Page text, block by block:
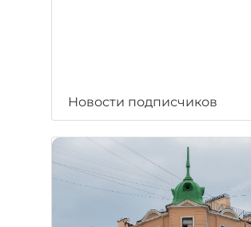
Новости подписчиков